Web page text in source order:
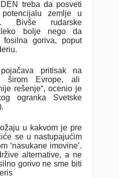
treba da posveti
zemlje u
Bivše rudarske
bolje nego da
goriva, poput
pritisak na
širom Evrope, ali
rešenje“, ocenio je
ogranka Svetske
u kakvom je pre
se u nastupajućim
‘nasukane imovine’.
alternative, a ne
gorivo ne sme biti